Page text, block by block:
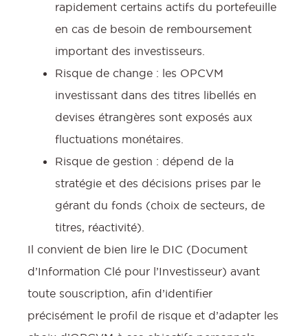
rapidement certains actifs du portefeuille
en cas de besoin de remboursement
important des investisseurs.
Risque de change : les OPCVM
investissant dans des titres libellés en
devises étrangères sont exposés aux
fluctuations monétaires.
Risque de gestion : dépend de la
stratégie et des décisions prises par le
gérant du fonds (choix de secteurs, de
titres, réactivité).
Il convient de bien lire le DIC (Document
d’Information Clé pour l’Investisseur) avant
toute souscription, afin d’identifier
précisément le profil de risque et d’adapter les